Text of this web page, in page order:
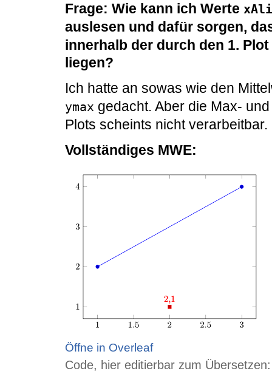
Frage: Wie kann ich Werte
auslesen und dafür sorgen,
innerhalb der durch den 1.
liegen?
Ich hatte an sowas wie den
ymax gedacht. Aber die Max-
Plots scheints nicht verarbeitbar.
Vollständiges MWE:
Öffne in Overleaf
Code, hier editierbar zum Übersetzen: